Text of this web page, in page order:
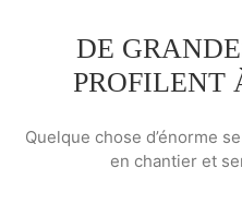
DE
PROFILENT
Quelque chose d’énorme
en chantier et